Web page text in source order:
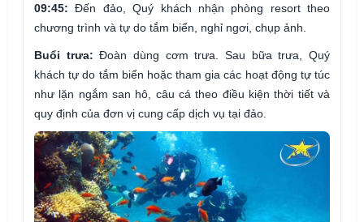
09:45: Đến đảo, Quý khách nhận phòng resort theo
chương trình và tự do tắm biển, nghỉ ngơi, chụp ảnh.
Buổi trưa: Đoàn dùng cơm trưa. Sau bữa trưa, Quý
khách tự do tắm biển hoặc tham gia các hoạt động tự túc
như lặn ngắm san hô, câu cá theo điều kiện thời tiết và
quy định của đơn vị cung cấp dịch vụ tại đảo.